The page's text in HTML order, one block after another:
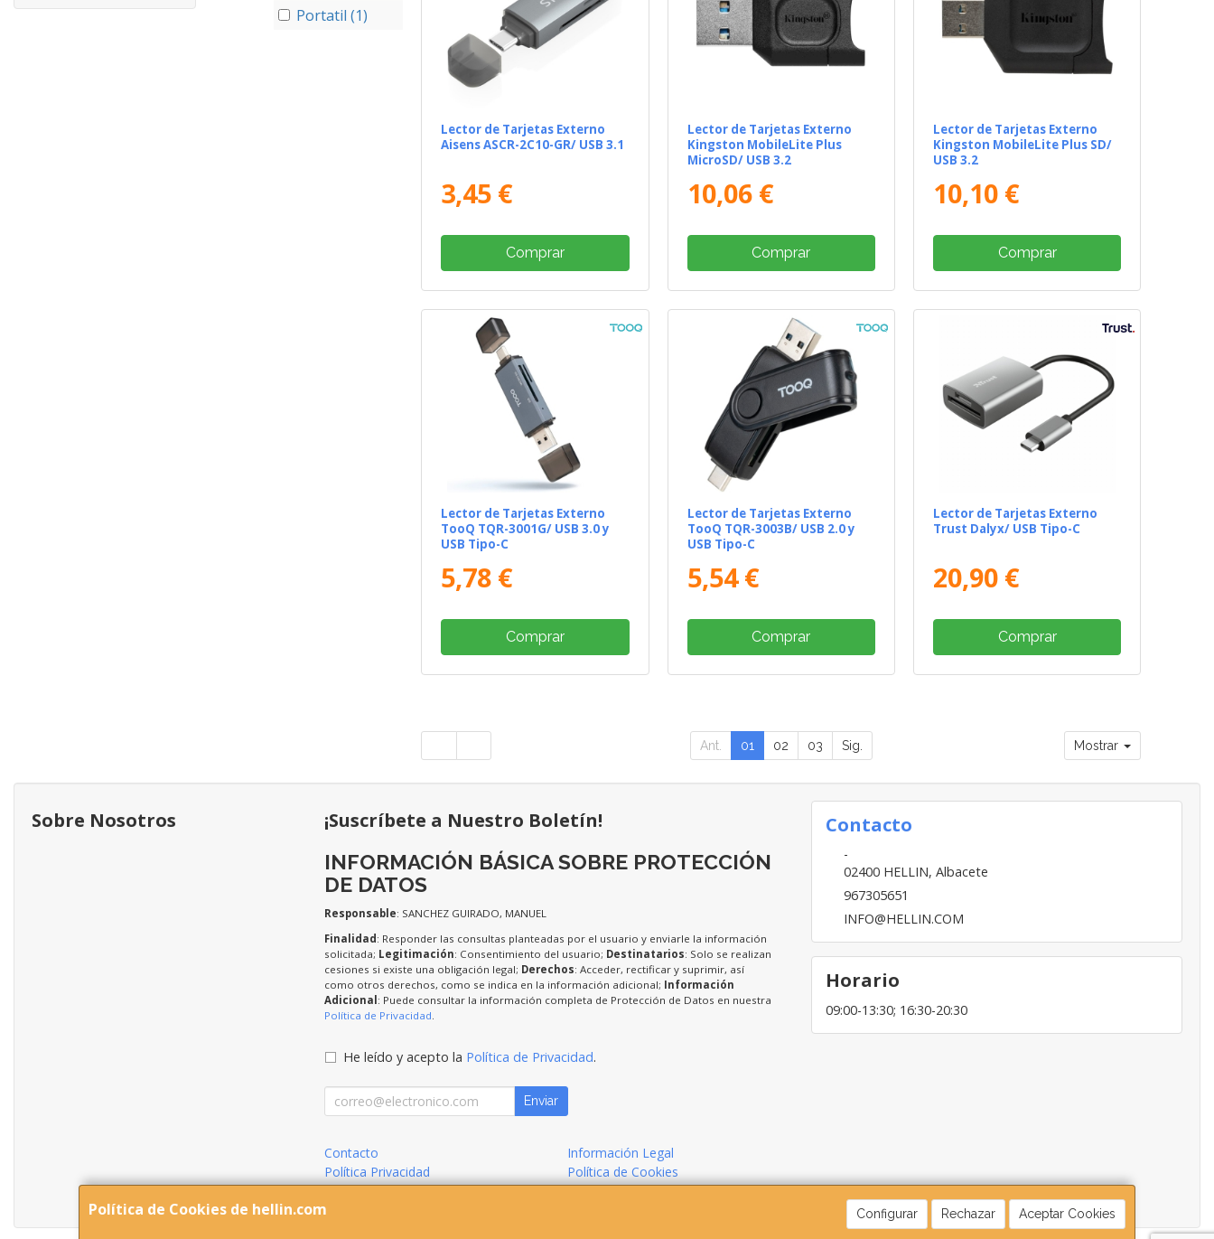
Portatil (1)
Lector de Tarjetas Externo
Aisens ASCR-2C10-GR/ USB 3.1
3,45 €
Comprar
Lector de Tarjetas Externo
Kingston MobileLite Plus
MicroSD/ USB 3.2
10,06 €
Comprar
Lector de Tarjetas Externo
Kingston MobileLite Plus SD/
USB 3.2
10,10 €
Comprar
Lector de Tarjetas Externo
TooQ TQR-3001G/ USB 3.0 y
USB Tipo-C
5,78 €
Comprar
Lector de Tarjetas Externo
TooQ TQR-3003B/ USB 2.0 y
USB Tipo-C
5,54 €
Comprar
Lector de Tarjetas Externo
Trust Dalyx/ USB Tipo-C
20,90 €
Comprar
Ant. 01 02 03 Sig. Mostrar
Política de Cookies de hellin.com Configurar Rechazar Aceptar Cookies
Sobre Nosotros
¡Suscríbete a Nuestro Boletín!
INFORMACIÓN BÁSICA SOBRE PROTECCIÓN
DE DATOS
Responsable: SANCHEZ GUIRADO, MANUEL
Finalidad: Responder las consultas planteadas por el usuario y enviarle la información
solicitada; Legitimación: Consentimiento del usuario; Destinatarios: Solo se realizan
cesiones si existe una obligación legal; Derechos: Acceder, rectificar y suprimir, así
como otros derechos, como se indica en la información adicional; Información
Adicional: Puede consultar la información completa de Protección de Datos en nuestra
Política de Privacidad
He leído y acepto la Política de Privacidad.
Enviar
Contacto
Información Legal
Política Privacidad
Política de Cookies
Condiciones de Compra
Formas de Pago
Contacto
-
02400 HELLIN, Albacete
967305651
INFO@HELLIN.COM
Horario
09:00-13:30; 16:30-20:30